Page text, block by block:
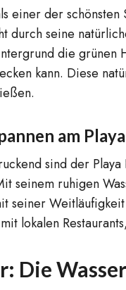
einer der
durch seine
die grünen
kann. Diese
am
sind der
seinem ruhigen
seiner
lokalen
Die